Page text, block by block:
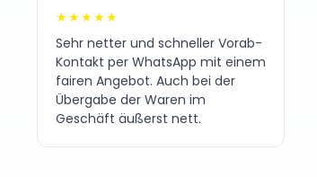
★★★★★
Sehr netter und schneller Vorab-
Kontakt per WhatsApp mit einem
fairen Angebot. Auch bei der
Übergabe der Waren im
Geschäft äußerst nett.